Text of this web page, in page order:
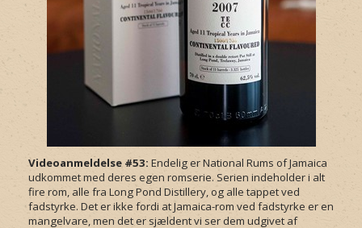
Videoanmeldelse #53: Endelig er National Rums of Jamaica
udkommet med deres egen romserie. Serien indeholder i alt
fire rom, alle fra Long Pond Distillery, og alle tappet ved
fadstyrke. Det er ikke fordi at Jamaica-rom ved fadstyrke er en
mangelvare, men det er sjældent vi ser dem udgivet af